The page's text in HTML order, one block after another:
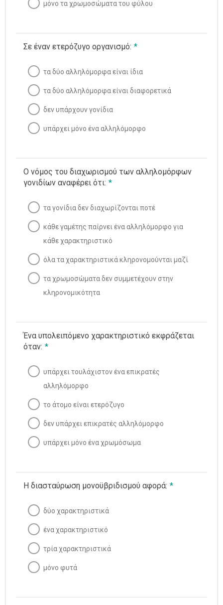
ΒΙΟΛΟΓΙΑ Γ’ ΛΥΚΕΙΟΥ QUIZ 10 : Κεφάλαιο 8ο
ΒΙΟΛΟΓΙΑ Γ’ ΛΥΚΕΙΟΥ QUIZ 11 : Κεφάλαιο 9ο –
ΒΙΟΤΕΧΝΟΛΟΓΙΑ ΣΕ ΓΕΩΡΓΙΑ & ΚΤΗΝΟΤΡΟΦΙΑ
Ιστορία
Λατινικά
Μαθηματικά
Χημεία
μόνο τα χρωμοσώματα του φύλου
Σε έναν ετερόζυγο οργανισμό: *
τα δύο αλληλόμορφα είναι ίδια
τα δύο αλληλόμορφα είναι διαφορετικά
δεν υπάρχουν γονίδια
υπάρχει μόνο ένα αλληλόμορφο
Ο νόμος του διαχωρισμού των αλληλομόρφων
γονιδίων αναφέρει ότι: *
τα γονίδια δεν διαχωρίζονται ποτέ
κάθε γαμέτης παίρνει ένα αλληλόμορφο για
κάθε χαρακτηριστικό
όλα τα χαρακτηριστικά κληρονομούνται μαζί
τα χρωμοσώματα δεν συμμετέχουν στην
κληρονομικότητα
Ένα υπολειπόμενο χαρακτηριστικό εκφράζεται
όταν: *
υπάρχει τουλάχιστον ένα επικρατές
αλληλόμορφο
το άτομο είναι ετερόζυγο
δεν υπάρχει επικρατές αλληλόμορφο
υπάρχει μόνο ένα χρωμόσωμα
Η διασταύρωση μονοϋβριδισμού αφορά: *
δύο χαρακτηριστικά
ένα χαρακτηριστικό
τρία χαρακτηριστικά
μόνο φυτά